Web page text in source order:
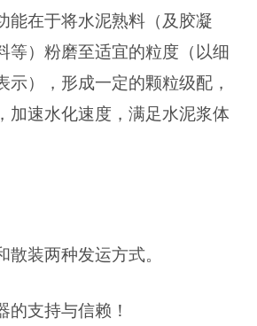
能在于将水泥熟料（及胶凝
等）粉磨至适宜的粒度（以细
示），形成一定的颗粒级配，
加速水化速度，满足水泥浆体
散装两种发运方式。
的支持与信赖！